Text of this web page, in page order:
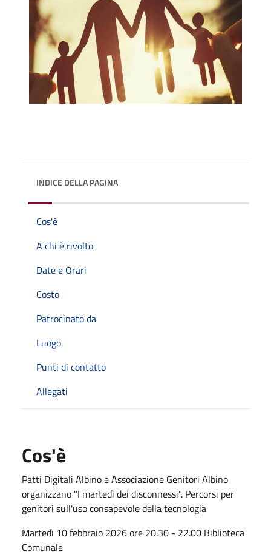
INDICE DELLA PAGINA
Cos'è
A chi è rivolto
Date e Orari
Costo
Patrocinato da
Luogo
Punti di contatto
Allegati
Cos'è
Patti Digitali Albino e Associazione Genitori Albino
organizzano "I martedì dei disconnessi". Percorsi per
genitori sull'uso consapevole della tecnologia
Martedì 10 febbraio 2026 ore 20.30 - 22.00 Biblioteca
Comunale